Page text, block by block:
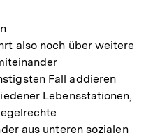
also noch über weitere
Fall addieren
Lebensstationen,
aus unteren sozialen